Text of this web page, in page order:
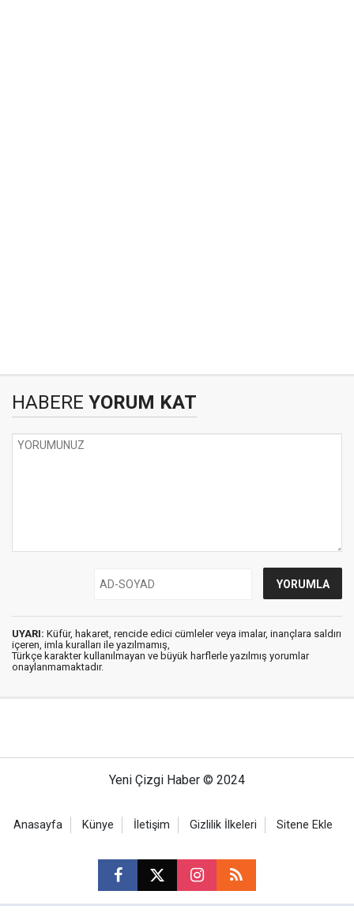
HABERE YORUM KAT
UYARI: Küfür, hakaret, rencide edici cümleler veya imalar, inançlara saldırı
içeren, imla kuralları ile yazılmamış,
Türkçe karakter kullanılmayan ve büyük harflerle yazılmış yorumlar
onaylanmamaktadır.
Yeni Çizgi Haber © 2024
Anasayfa Künye İletişim Gizlilik İlkeleri Sitene Ekle